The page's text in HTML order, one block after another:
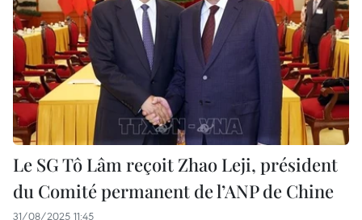
Le SG Tô Lâm reçoit Zhao Leji, président
du Comité permanent de l’ANP de Chine
31/08/2025 11:45